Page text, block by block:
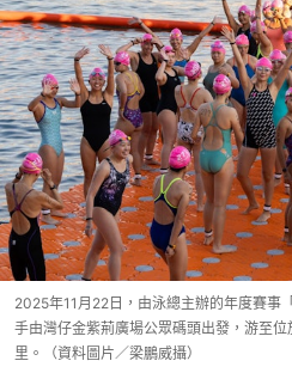
2025年11月22日，由泳總主辦的年度賽
手由灣仔金紫荊廣場公眾碼頭出發，游至
里。（資料圖片／梁鵬威攝）